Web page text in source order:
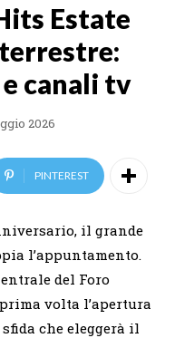
Estate
canali tv
2026
PINTEREST
il grande
l’appuntamento.
del Foro
volta l’apertura
che eleggerà il